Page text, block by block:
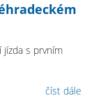
s prvním
číst dále